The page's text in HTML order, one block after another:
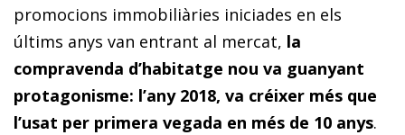
promocions immobiliàries iniciades en els
últims anys van entrant al mercat, la
compravenda d’habitatge nou va guanyant
protagonisme: l’any 2018, va créixer més que
l’usat per primera vegada en més de 10 anys.